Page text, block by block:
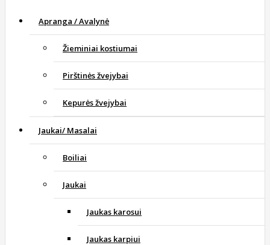
Apranga / Avalynė
Žieminiai kostiumai
Pirštinės žvejybai
Kepurės žvejybai
Jaukai/ Masalai
Boiliai
Jaukai
Jaukas karosui
Jaukas karpiui